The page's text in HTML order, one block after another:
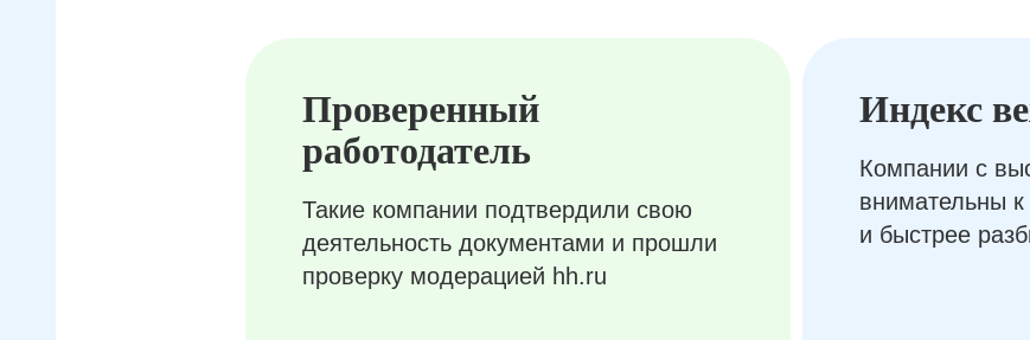
Проверенный
работодатель
Такие компании подтвердили свою
деятельность документами и прошли
проверку модерацией hh.ru
Индекс
Компании с
внимательны
и быстрее